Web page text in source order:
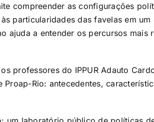
compreender as configurações
particularidades das favelas em
ajuda a entender os percursos mais
professores do IPPUR Adauto
Rio: antecedentes,